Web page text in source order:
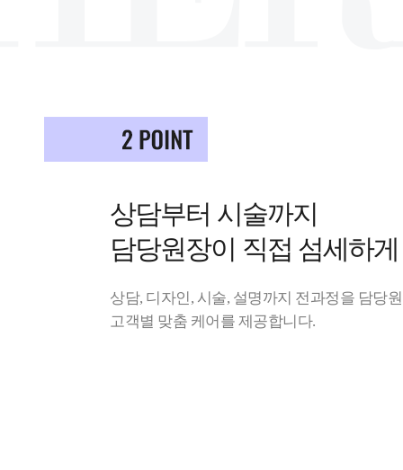
상담부터 시술까지
담당원장이 직접 섬세하
상담, 디자인, 시술, 설명까지 전과정을 담당
고객별 맞춤 케어를 제공합니다.